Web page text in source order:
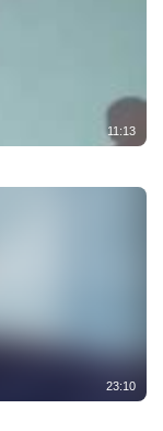
11:13
23:10